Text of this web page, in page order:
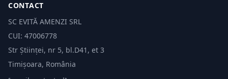
CONTACT
SC EVITĂ AMENZI SRL
CUI: 47006778
Str Științei, nr 5, bl.D41, et 3
Timișoara, România